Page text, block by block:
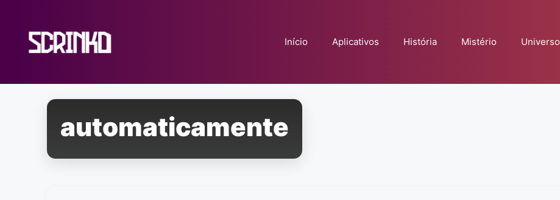
conteúdo
Início Aplicativos História Mistério Universo
automaticamente